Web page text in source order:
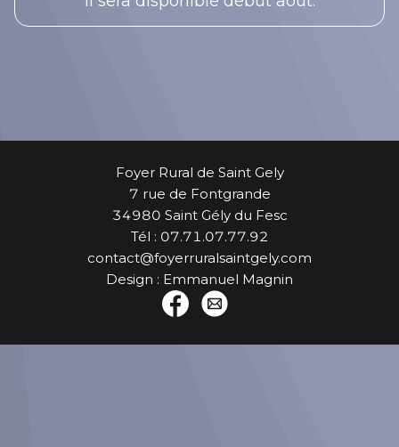
Foyer Rural de Saint Gely
7 rue de Fontgrande
34980 Saint Gély du Fesc
Tél : 07.71.07.77.92
contact@foyerruralsaintgely.com
Design : Emmanuel Magnin